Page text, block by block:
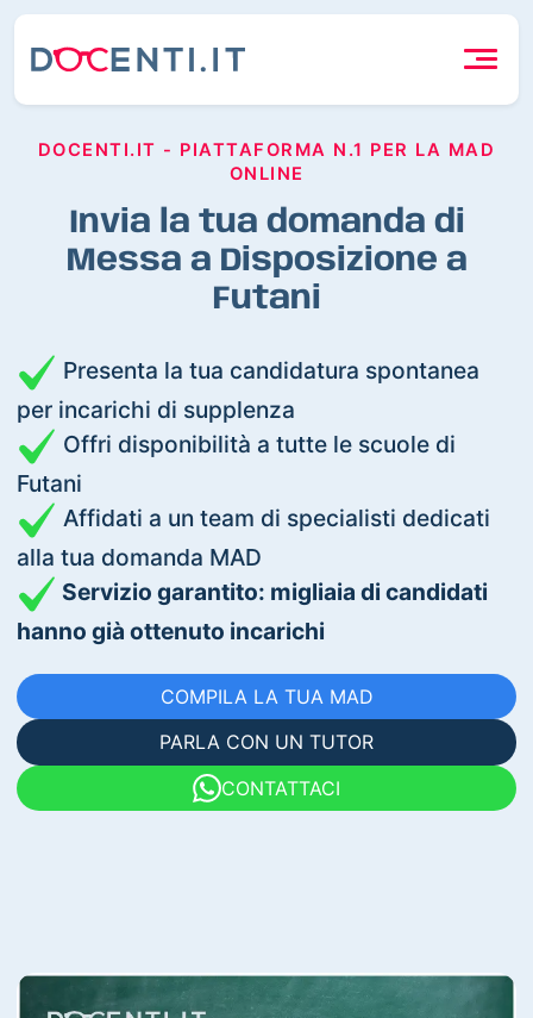
DOCENTI.IT - PIATTAFORMA N.1 PER LA MAD
ONLINE
Invia la tua domanda di
Messa a Disposizione a
Futani
Presenta la tua candidatura spontanea
per incarichi di supplenza
Offri disponibilità a tutte le scuole di
Futani
Affidati a un team di specialisti dedicati
alla tua domanda MAD
Servizio garantito: migliaia di candidati
hanno già ottenuto incarichi
COMPILA LA TUA MAD
PARLA CON UN TUTOR
CONTATTACI